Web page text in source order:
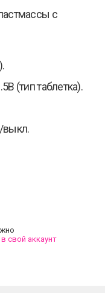
с
(тип таблетка).
выкл.
свой аккаунт